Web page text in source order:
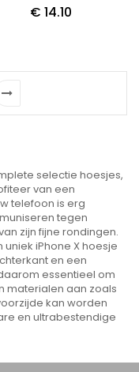
€ 14.10
selectie hoesjes,
van een
telefoon is erg
tegen
zijn fijne rondingen.
iPhone X hoesje
en een
essentieel om
materialen aan zoals
kan worden
en ultrabestendige